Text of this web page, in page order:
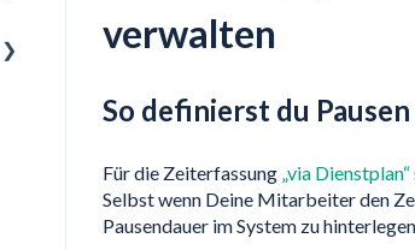
verwalten
So definierst du
Für die Zeiterfassung „via Dienstplan“
Selbst wenn Deine Mitarbeiter den
Pausendauer im System zu